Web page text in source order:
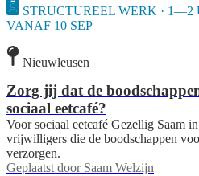
STRUCTUREEL WERK · 1—2
VANAF 10 SEP
Nieuwleusen
Zorg jij dat de
sociaal eetcafé?
Voor sociaal eetcafé Gezellig Saam
vrijwilligers die de boodschappen
verzorgen.
Geplaatst door Saam Welzijn